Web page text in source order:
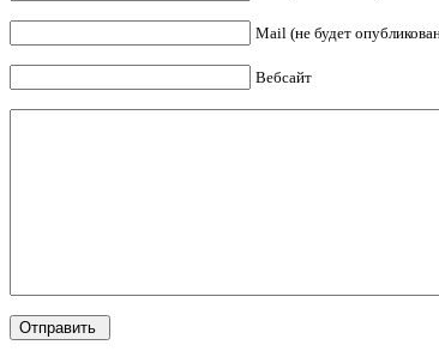
Mail (не будет
Вебсайт